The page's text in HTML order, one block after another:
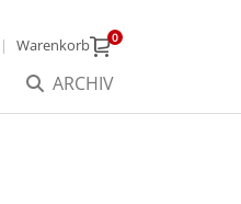
Warenkorb 0
ARCHIV